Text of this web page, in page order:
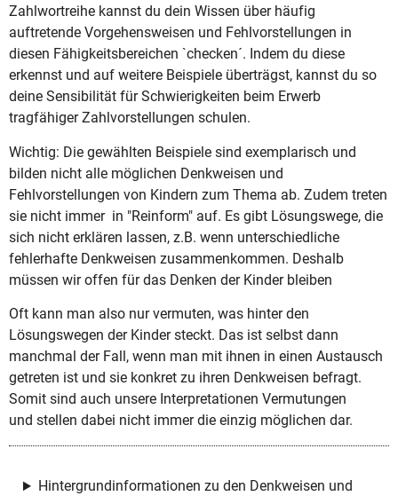
Zahlwortreihe kannst du dein Wissen über häufig
auftretende Vorgehensweisen und Fehlvorstellungen in
diesen Fähigkeitsbereichen `checken´. Indem du diese
erkennst und auf weitere Beispiele überträgst, kannst du so
deine Sensibilität für Schwierigkeiten beim Erwerb
tragfähiger Zahlvorstellungen schulen.
Wichtig: Die gewählten Beispiele sind exemplarisch und
bilden nicht alle möglichen Denkweisen und
Fehlvorstellungen von Kindern zum Thema ab. Zudem treten
sie nicht immer in "Reinform" auf. Es gibt Lösungswege, die
sich nicht erklären lassen, z.B. wenn unterschiedliche
fehlerhafte Denkweisen zusammenkommen. Deshalb
müssen wir offen für das Denken der Kinder bleiben
Oft kann man also nur vermuten, was hinter den
Lösungswegen der Kinder steckt. Das ist selbst dann
manchmal der Fall, wenn man mit ihnen in einen Austausch
getreten ist und sie konkret zu ihren Denkweisen befragt.
Somit sind auch unsere Interpretationen Vermutungen
und stellen dabei nicht immer die einzig möglichen dar.
Hintergrundinformationen zu den Denkweisen und